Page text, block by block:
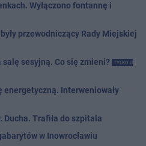
Wyłączono fontannę i
przewodniczący Rady Miejskiej
salę sesyjną. Co się zmieni?
TYLKO U
Interweniowały
Ducha. Trafiła do szpitala
w Inowrocławiu